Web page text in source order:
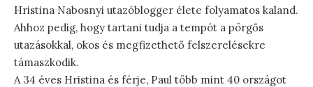
Hristina Nabosnyi utazóblogger élete folyamatos kaland.
Ahhoz pedig, hogy tartani tudja a tempót a pörgős
utazásokkal, okos és megfizethető felszerelésekre
támaszkodik.
A 34 éves Hristina és férje, Paul több mint 40 országot